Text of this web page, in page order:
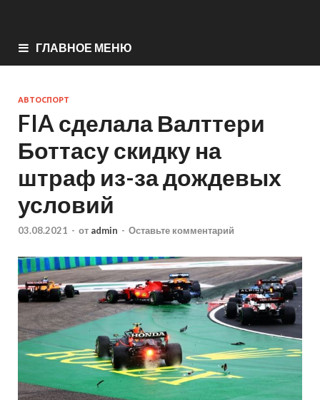
ГЛАВНОЕ МЕНЮ
АВТОСПОРТ
FIA сделала Валттери
Боттасу скидку на
штраф из-за дождевых
условий
03.08.2021 - от admin - Оставьте комментарий